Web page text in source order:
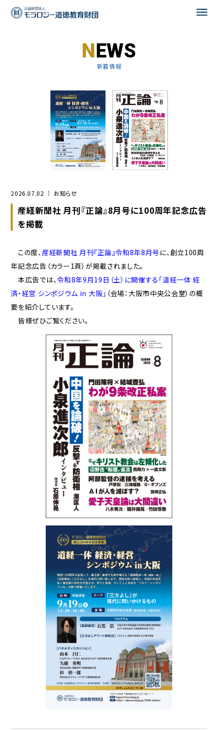
記念映像
歩み
記念事業
CORPORATE SITE
EWS
新着情報
2026.07.02 ｜ お知らせ
産経新聞社 月刊『正論』8月号に100周年記念広告
を掲載
この度、 産経新聞社 月刊『正論』令和8年8月号 に、創立100周
年記念広告（カラー1頁）が掲載されました。
本広告では、令和8年9月19日（土）に開催する「道経一体 経
済・経営 シンポジウム in 大阪」 （会場：大阪市中央公会堂）の概
要を紹介しています。
皆様ぜひご覧ください。